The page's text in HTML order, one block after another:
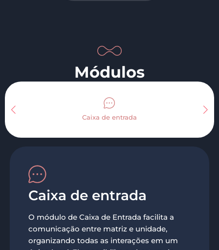
Módulos
Caixa de entrada
Caixa de entrada
O módulo de Caixa de Entrada facilita a
comunicação entre matriz e unidade,
organizando todas as interações em um